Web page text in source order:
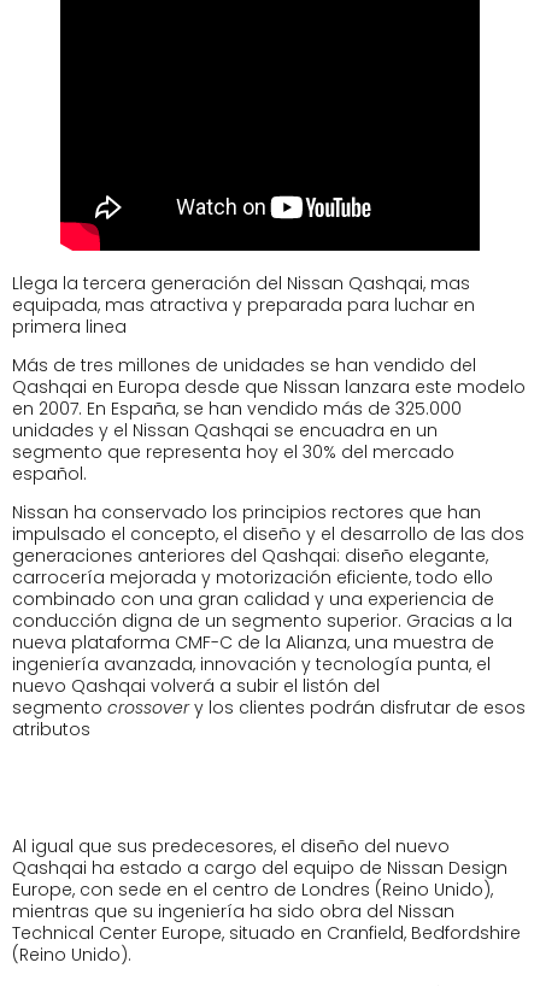
Llega la tercera generación del Nissan Qashqai, mas
equipada, mas atractiva y preparada para luchar en
primera linea
Más de tres millones de unidades se han vendido del
Qashqai en Europa desde que Nissan lanzara este modelo
en 2007. En España, se han vendido más de 325.000
unidades y el Nissan Qashqai se encuadra en un
segmento que representa hoy el 30% del mercado
español.
Nissan ha conservado los principios rectores que han
impulsado el concepto, el diseño y el desarrollo de las dos
generaciones anteriores del Qashqai: diseño elegante,
carrocería mejorada y motorización eficiente, todo ello
combinado con una gran calidad y una experiencia de
conducción digna de un segmento superior. Gracias a la
nueva plataforma CMF-C de la Alianza, una muestra de
ingeniería avanzada, innovación y tecnología punta, el
nuevo Qashqai volverá a subir el listón del
segmento crossovery los clientes podrán disfrutar de esos
atributos
Al igual que sus predecesores, el diseño del nuevo
Qashqai ha estado a cargo del equipo de Nissan Design
Europe, con sede en el centro de Londres (Reino Unido),
mientras que su ingeniería ha sido obra del Nissan
Technical Center Europe, situado en Cranfield, Bedfordshire
(Reino Unido).